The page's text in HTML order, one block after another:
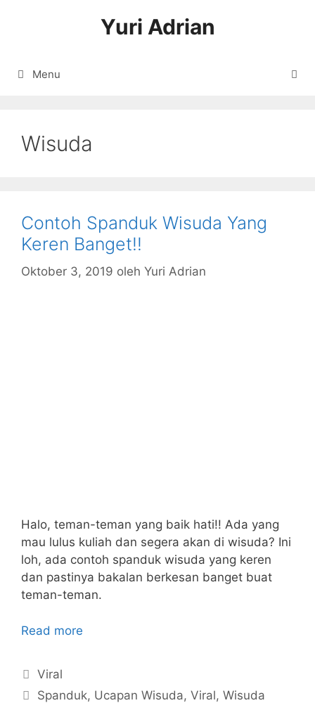
Yuri Adrian
Menu
Wisuda
Contoh Spanduk Wisuda Yang
Keren Banget!!
Oktober 3, 2019 oleh Yuri Adrian
Halo, teman-teman yang baik hati!! Ada yang
mau lulus kuliah dan segera akan di wisuda? Ini
loh, ada contoh spanduk wisuda yang keren
dan pastinya bakalan berkesan banget buat
teman-teman.
Read more
Kategori
Viral
Tag
Spanduk, Ucapan Wisuda,Viral,Wisuda